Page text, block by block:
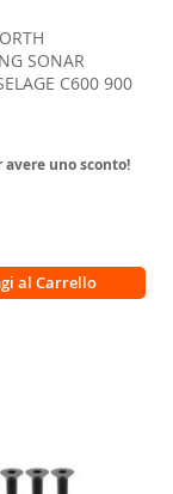
SONAR
C600 900
uno sconto!
al Carrello